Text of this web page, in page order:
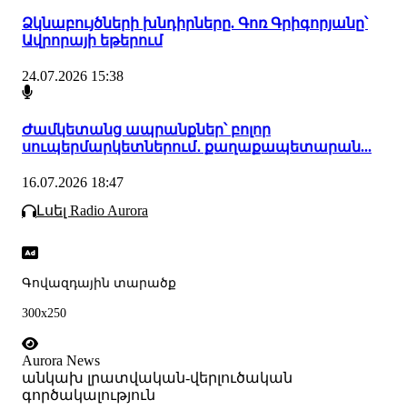
Ձկնաբույծների խնդիրները. Գոռ Գրիգորյանը՝
Ավրորայի եթերում
24.07.2026 15:38
Ժամկետանց ապրանքներ՝ բոլոր
սուպերմարկետներում․ քաղաքապետարան...
16.07.2026 18:47
Լսել Radio Aurora
Գովազդային տարածք
300x250
Aurora News
անկախ լրատվական-վերլուծական
գործակալություն